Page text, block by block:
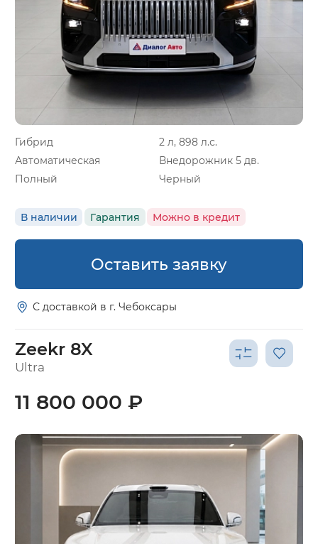
Гибрид
2 л, 898 л.с.
Автоматическая
Внедорожник 5 дв.
Полный
Черный
В наличии Гарантия Можно в кредит
Оставить заявку
С доставкой в г. Чебоксары
Zeekr 8X
Ultra
11 800 000 ₽